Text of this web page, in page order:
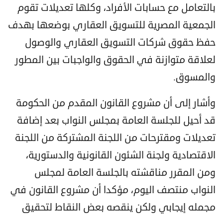
بالتعامل مع حسابات الأفراد، وكلها تعديلات تقوم
الجمعية المصرية للتسويق العقاري بوضعها بهدف
حفظ حقوق شركات التسويق العقاري والوصول
لعلاقة متوازنة في الحقوق والواجبات بين المطور
والمسوق.
وأشار إلى أن مشروع القانون المقدم من الحكومة
قد أحيل للجلسة العامة بمجلس النواب بعد إضافة
تعديلات ومقترحات من اللجنة المشتركة من اللجنة
الاقتصادية ولجنة الشئون القانونية والدستورية،
ومن المقرر مناقشته بالجلسة العامة لمجلس
النواب منتصف اليوم، مؤكدا أن مشروع القانون في
مجمله إيجابي ولكن ينقصه بعض النقاط لتحقيق